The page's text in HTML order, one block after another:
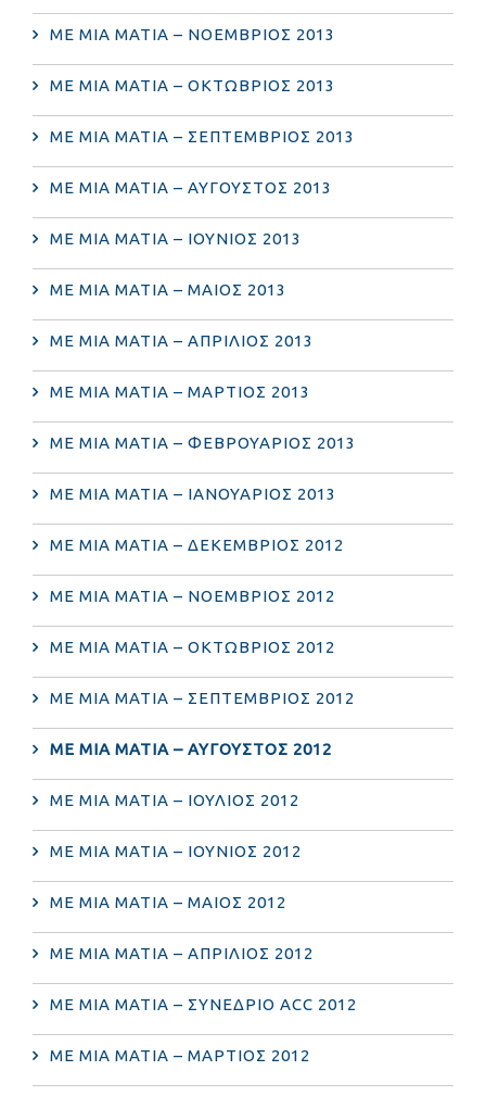
ΜΕ ΜΙΑ ΜΑΤΙΑ – ΝΟΕΜΒΡΙΟΣ 2013
ΜΕ ΜΙΑ ΜΑΤΙΑ – ΟΚΤΩΒΡΙΟΣ 2013
ΜΕ ΜΙΑ ΜΑΤΙΑ – ΣΕΠΤΕΜΒΡΙΟΣ 2013
ΜΕ ΜΙΑ ΜΑΤΙΑ – ΑΥΓΟΥΣΤΟΣ 2013
ΜΕ ΜΙΑ ΜΑΤΙΑ – ΙΟΥΝΙΟΣ 2013
ΜΕ ΜΙΑ ΜΑΤΙΑ – ΜΑΙΟΣ 2013
ΜΕ ΜΙΑ ΜΑΤΙΑ – ΑΠΡΙΛΙΟΣ 2013
ΜΕ ΜΙΑ ΜΑΤΙΑ – ΜΑΡΤΙΟΣ 2013
ΜΕ ΜΙΑ ΜΑΤΙΑ – ΦΕΒΡΟΥΑΡΙΟΣ 2013
ΜΕ ΜΙΑ ΜΑΤΙΑ – ΙΑΝΟΥΑΡΙΟΣ 2013
ΜΕ ΜΙΑ ΜΑΤΙΑ – ΔΕΚΕΜΒΡΙΟΣ 2012
ΜΕ ΜΙΑ ΜΑΤΙΑ – ΝΟΕΜΒΡΙΟΣ 2012
ΜΕ ΜΙΑ ΜΑΤΙΑ – ΟΚΤΩΒΡΙΟΣ 2012
ΜΕ ΜΙΑ ΜΑΤΙΑ – ΣΕΠΤΕΜΒΡΙΟΣ 2012
ΜΕ ΜΙΑ ΜΑΤΙΑ – ΑΥΓΟΥΣΤΟΣ 2012
ΜΕ ΜΙΑ ΜΑΤΙΑ – ΙΟΥΛΙΟΣ 2012
ΜΕ ΜΙΑ ΜΑΤΙΑ – ΙΟΥΝΙΟΣ 2012
ΜΕ ΜΙΑ ΜΑΤΙΑ – ΜΑΙΟΣ 2012
ΜΕ ΜΙΑ ΜΑΤΙΑ – ΑΠΡΙΛΙΟΣ 2012
ΜΕ ΜΙΑ ΜΑΤΙΑ – ΣΥΝΕΔΡΙΟ ACC 2012
ΜΕ ΜΙΑ ΜΑΤΙΑ – ΜΑΡΤΙΟΣ 2012